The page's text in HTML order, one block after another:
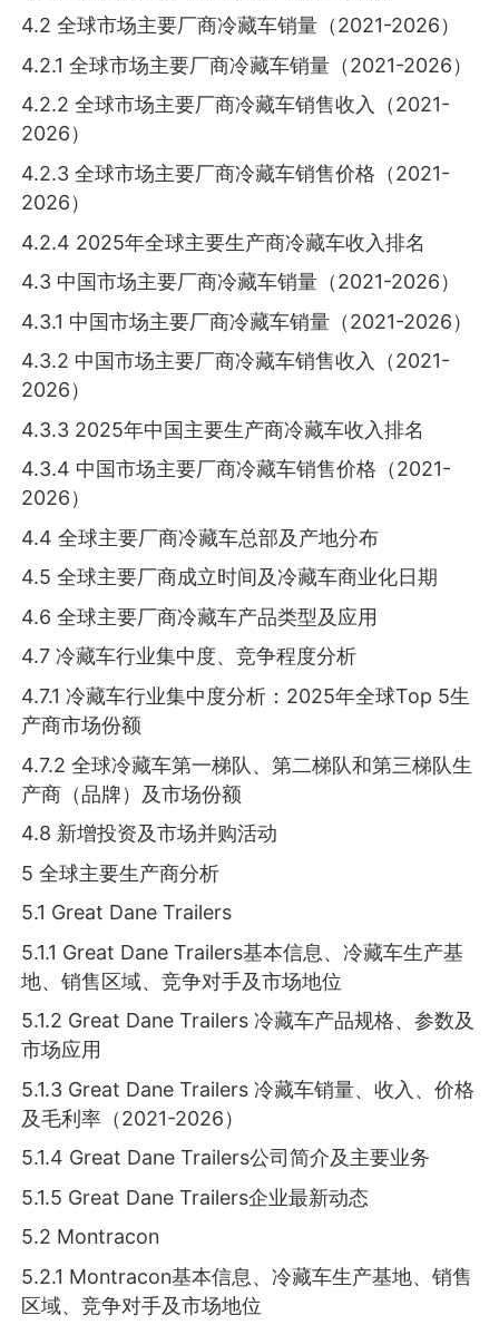
4.2 全球市场主要厂商冷藏车销量（2021-2026）
4.2.1 全球市场主要厂商冷藏车销量（2021-2026）
4.2.2 全球市场主要厂商冷藏车销售收入（2021-
2026）
4.2.3 全球市场主要厂商冷藏车销售价格（2021-
2026）
4.2.4 2025年全球主要生产商冷藏车收入排名
4.3 中国市场主要厂商冷藏车销量（2021-2026）
4.3.1 中国市场主要厂商冷藏车销量（2021-2026）
4.3.2 中国市场主要厂商冷藏车销售收入（2021-
2026）
4.3.3 2025年中国主要生产商冷藏车收入排名
4.3.4 中国市场主要厂商冷藏车销售价格（2021-
2026）
4.4 全球主要厂商冷藏车总部及产地分布
4.5 全球主要厂商成立时间及冷藏车商业化日期
4.6 全球主要厂商冷藏车产品类型及应用
4.7 冷藏车行业集中度、竞争程度分析
4.7.1 冷藏车行业集中度分析：2025年全球Top 5生
产商市场份额
4.7.2 全球冷藏车第一梯队、第二梯队和第三梯队生
产商（品牌）及市场份额
4.8 新增投资及市场并购活动
5 全球主要生产商分析
5.1 Great Dane Trailers
5.1.1 Great Dane Trailers基本信息、冷藏车生产基
地、销售区域、竞争对手及市场地位
5.1.2 Great Dane Trailers 冷藏车产品规格、参数及
市场应用
5.1.3 Great Dane Trailers 冷藏车销量、收入、价格
及毛利率（2021-2026）
5.1.4 Great Dane Trailers公司简介及主要业务
5.1.5 Great Dane Trailers企业最新动态
5.2 Montracon
5.2.1 Montracon基本信息、冷藏车生产基地、销售
区域、竞争对手及市场地位